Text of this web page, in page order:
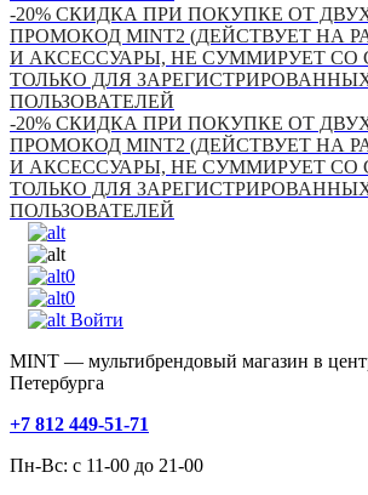
-20% СКИДКА ПРИ ПОКУПКЕ ОТ
ПРОМОКОД MINT2 (ДЕЙСТВУЕТ НА
И АКСЕССУАРЫ, НЕ СУММИРУЕТ СО
ТОЛЬКО ДЛЯ
ПОЛЬЗОВАТЕЛЕЙ
-20% СКИДКА ПРИ ПОКУПКЕ ОТ
ПРОМОКОД MINT2 (ДЕЙСТВУЕТ НА
И АКСЕССУАРЫ, НЕ СУММИРУЕТ СО
ТОЛЬКО ДЛЯ
ПОЛЬЗОВАТЕЛЕЙ
0
0
Войти
MINT — мультибрендовый магазин в
Петербурга
+7 812 449-51-71
Пн-Вс: с 11-00 до 21-00